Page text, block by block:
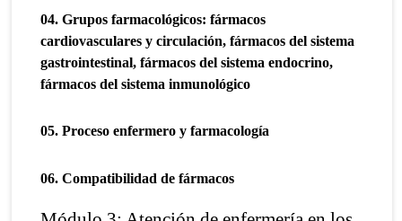
04. Grupos farmacológicos: fármacos
cardiovasculares y circulación, fármacos del sistema
gastrointestinal, fármacos del sistema endocrino,
fármacos del sistema inmunológico
05. Proceso enfermero y farmacología
06. Compatibilidad de fármacos